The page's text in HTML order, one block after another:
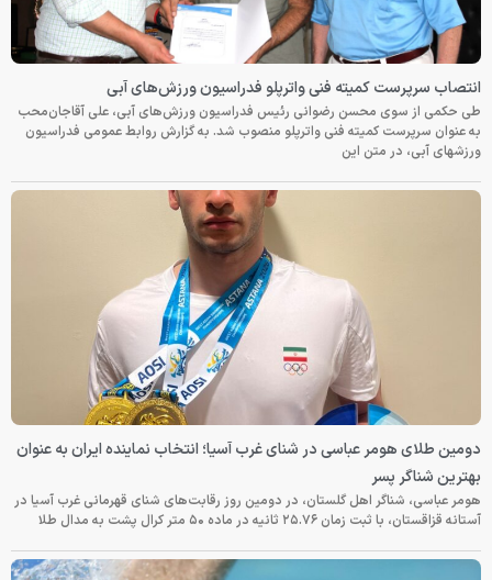
انتصاب سرپرست کمیته فنی واترپلو فدراسیون ورزش‌های آبی
طی حکمی از سوی محسن رضوانی رئیس فدراسیون ورزش‌های آبی، علی آقاجان‌محب
به عنوان سرپرست کمیته فنی واترپلو منصوب شد. به گزارش روابط عمومی فدراسیون
ورزشهای آبی، در متن این
دومین طلای هومر عباسی در شنای غرب آسیا؛ انتخاب نماینده ایران به عنوان
بهترین شناگر پسر
هومر عباسی، شناگر اهل گلستان، در دومین روز رقابت‌های شنای قهرمانی غرب آسیا در
آستانه قزاقستان، با ثبت زمان ۲۵.۷۶ ثانیه در ماده ۵۰ متر کرال پشت به مدال طلا